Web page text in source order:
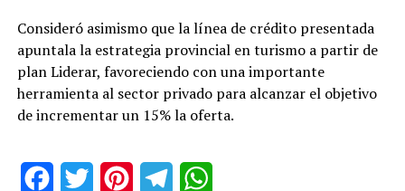
Consideró asimismo que la línea de crédito presentada
apuntala la estrategia provincial en turismo a partir de
plan Liderar, favoreciendo con una importante
herramienta al sector privado para alcanzar el objetivo
de incrementar un 15% la oferta.
FacebookTwitter PinterestTelegram